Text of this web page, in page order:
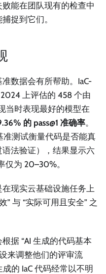
能在团队现有的检查中
捉到它们。
数据会有所帮助。IaC-
上评估的 458 个由
当时表现最好的模型在
的 pass@1 准确率。
准测试衡量代码是否能真
法验证），结果显示六
仅为 20–30%。
现实云基础设施任务上
” 与 “实际可用且安全” 之
据 “AI 生成的代码基本
来调整他们的评审流
的 IaC 代码经常以不明